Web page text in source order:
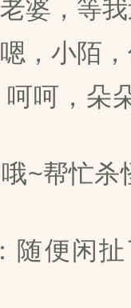
，等我
小陌，
，朵朵
帮忙杀
便闲扯